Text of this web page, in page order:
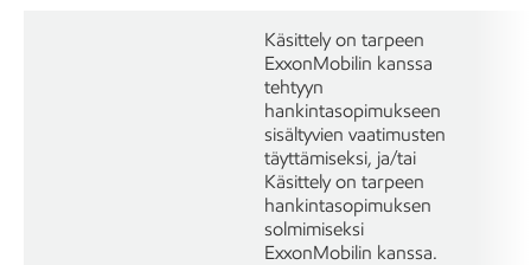
Käsittely on tarpeen
ExxonMobilin kanssa
tehtyyn
hankintasopimukseen
sisältyvien vaatimusten
täyttämiseksi, ja/tai
Käsittely on tarpeen
hankintasopimuksen
solmimiseksi
ExxonMobilin kanssa.